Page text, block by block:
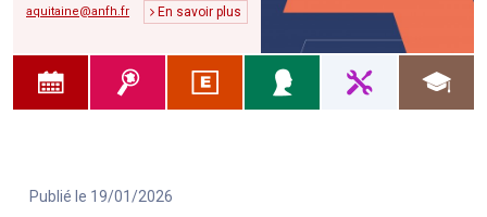
aquitaine@anfh.fr
En savoir plus
Publié le 19/01/2026